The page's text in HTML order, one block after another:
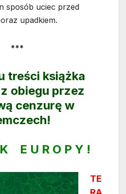
sposób uciec przed
upadkiem.
***
treści książka
obiegu przez
cenzurę w
E U R O P Y !
TE